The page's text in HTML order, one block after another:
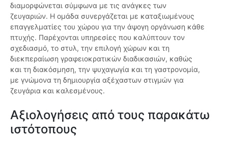
διαμορφώνεται σύμφωνα με τις ανάγκες των
ζευγαριών. Η ομάδα συνεργάζεται με καταξιωμένους
επαγγελματίες του χώρου για την άψογη οργάνωση κάθε
πτυχής. Παρέχονται υπηρεσίες που καλύπτουν τον
σχεδιασμό, το στυλ, την επιλογή χώρων και τη
διεκπεραίωση γραφειοκρατικών διαδικασιών, καθώς
και τη διακόσμηση, την ψυχαγωγία και τη γαστρονομία,
με γνώμονα τη δημιουργία αξέχαστων στιγμών για
ζευγάρια και καλεσμένους.
Αξιολογήσεις από τους παρακάτω
ιστότοπους